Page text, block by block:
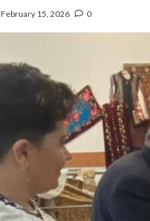
February 15, 2026 0